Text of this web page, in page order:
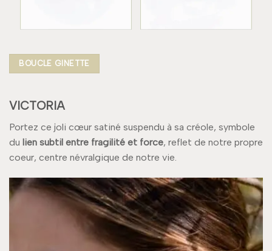
BOUCLE GINETTE
VICTORIA
Portez ce joli cœur satiné suspendu à sa créole, symbole
du lien subtil entre fragilité et force, reflet de notre propre
coeur, centre névralgique de notre vie.